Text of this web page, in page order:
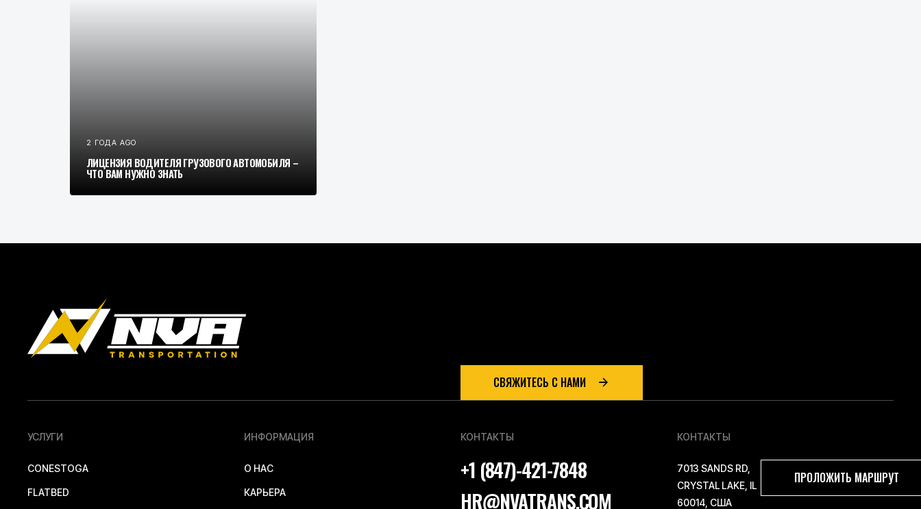
2 ГОДА AGO
ЛИЦЕНЗИЯ ВОДИТЕЛЯ ГРУЗОВОГО АВТОМОБИЛЯ –
ЧТО ВАМ НУЖНО ЗНАТЬ
СВЯЖИТЕСЬ С НАМИ
УСЛУГИ
CONESTOGA
FLATBED
ИНФОРМАЦИЯ
О НАС
КАРЬЕРА
КОНТАКТЫ
+1 (847)-421-7848
HR@NVATRANS.COM
КОНТАКТЫ
7013 SANDS RD,
CRYSTAL LAKE, IL
60014, США
ПРОЛОЖИТЬ МАРШРУТ